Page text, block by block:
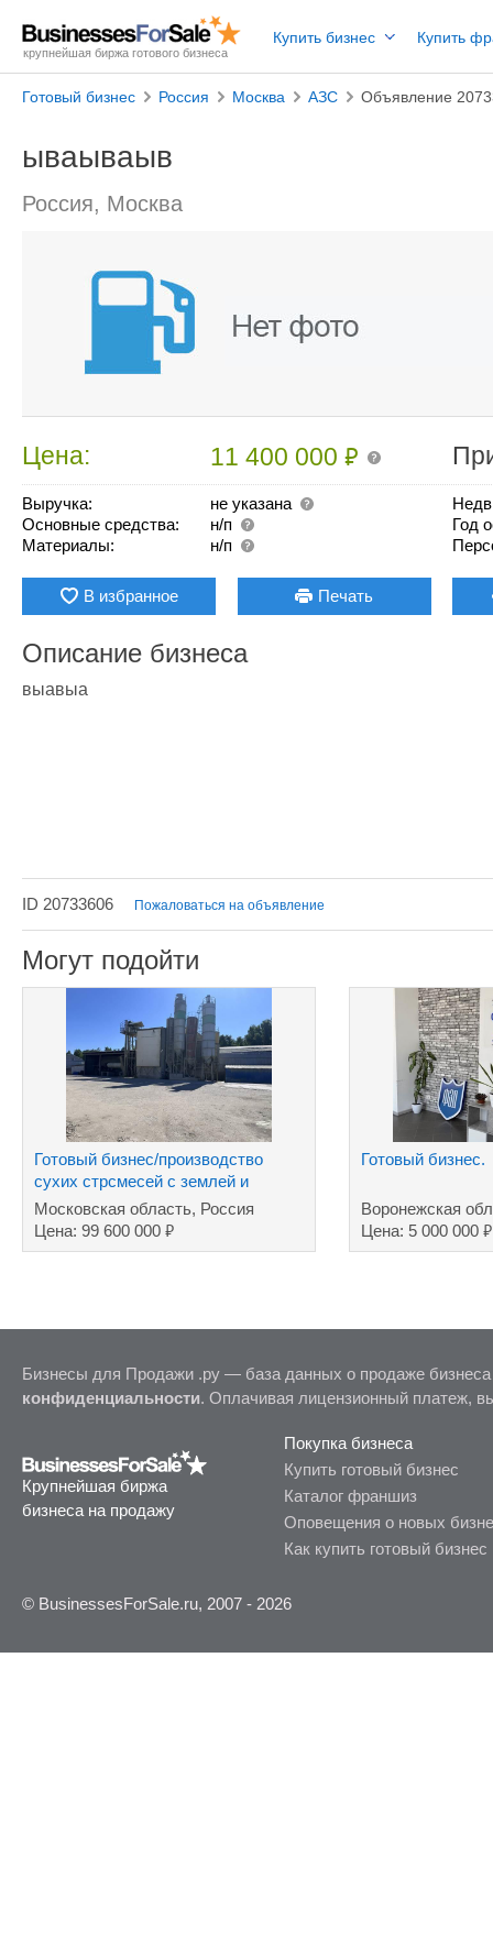
крупнейшая биржа готового бизнеса
Купить бизнес Купить
Готовый бизнес Россия Москва АЗС Объявление
ываываыв
Россия, Москва
Цена: 11 400 000₽
Выручка:
не указана
Основные средства:
н/п
Материалы:
н/п
Год
В избранное Печать
Описание бизнеса
выавыа
ID 20733606 Пожаловаться на объявление
Могут подойти
Готовый бизнес/производство
сухих стрсмесей с землей и
торговой маркой
Московская область, Россия
Цена: 99 600 000 ₽
Готовый бизнес.
Воронежская
Цена: 5 000 000₽
Бизнесы для Продажи .ру — база данных о продаже
конфиденциальности. Оплачивая лицензионный платеж,
Крупнейшая биржа
бизнеса на продажу
Покупка бизнеса
Купить готовый бизнес
Каталог франшиз
Оповещения о новых
Как купить готовый бизнес
© BusinessesForSale.ru, 2007 - 2026